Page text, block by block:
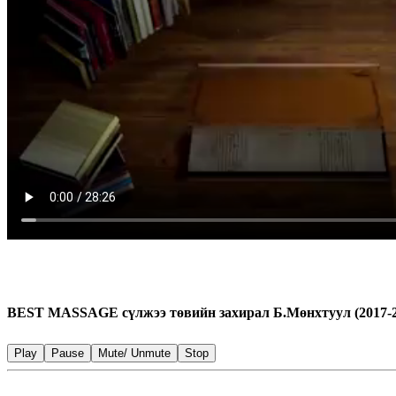
BEST MASSAGE сүлжээ төвийн захирал Б.Мөнхтуул (2017-
Play Pause Mute/ Unmute Stop